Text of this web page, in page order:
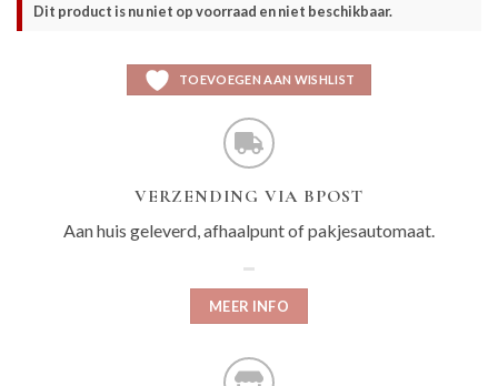
Dit product is nu niet op voorraad en niet beschikbaar.
TOEVOEGEN AAN WISHLIST
VERZENDING VIA BPOST
Aan huis geleverd, afhaalpunt of pakjesautomaat.
MEER INFO